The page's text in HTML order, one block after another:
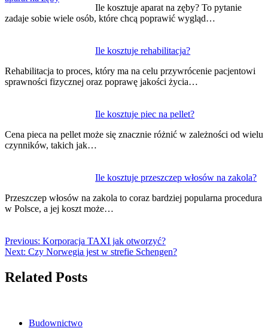
Ile kosztuje aparat na zęby? To pytanie
zadaje sobie wiele osób, które chcą poprawić wygląd…
Ile kosztuje rehabilitacja?
Rehabilitacja to proces, który ma na celu przywrócenie pacjentowi
sprawności fizycznej oraz poprawę jakości życia…
Ile kosztuje piec na pellet?
Cena pieca na pellet może się znacznie różnić w zależności od wielu
czynników, takich jak…
Ile kosztuje przeszczep włosów na zakola?
Przeszczep włosów na zakola to coraz bardziej popularna procedura
w Polsce, a jej koszt może…
Previous: Korporacja TAXI jak otworzyć?
Next: Czy Norwegia jest w strefie Schengen?
Related Posts
Budownictwo